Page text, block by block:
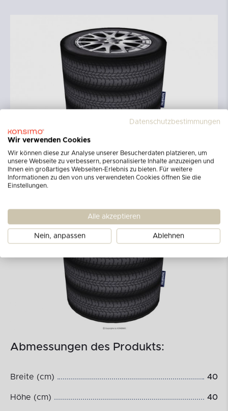
Abmessungen des Produkts:
Breite (cm) 40
Höhe (cm) 40
Datenschutzbestimmungen
Wir verwenden Cookies
Wir können diese zur Analyse unserer Besucherdaten platzieren, um
unsere Webseite zu verbessern, personalisierte Inhalte anzuzeigen und
Ihnen ein großartiges Webseiten-Erlebnis zu bieten. Für weitere
Informationen zu den von uns verwendeten Cookies öffnen Sie die
Einstellungen.
Alle akzeptieren
Nein, anpassen Ablehnen